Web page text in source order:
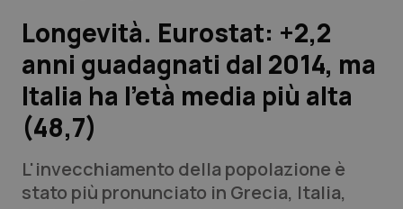
Lavoro e Professioni
Scienza e Farmaci
Studi e Analisi
Lettere al direttore
Longevità. Eurostat: +2,2
anni guadagnati dal 2014, ma
Italia ha l’età media più alta
(48,7)
L'invecchiamento della popolazione è
stato più pronunciato in Grecia, Italia,